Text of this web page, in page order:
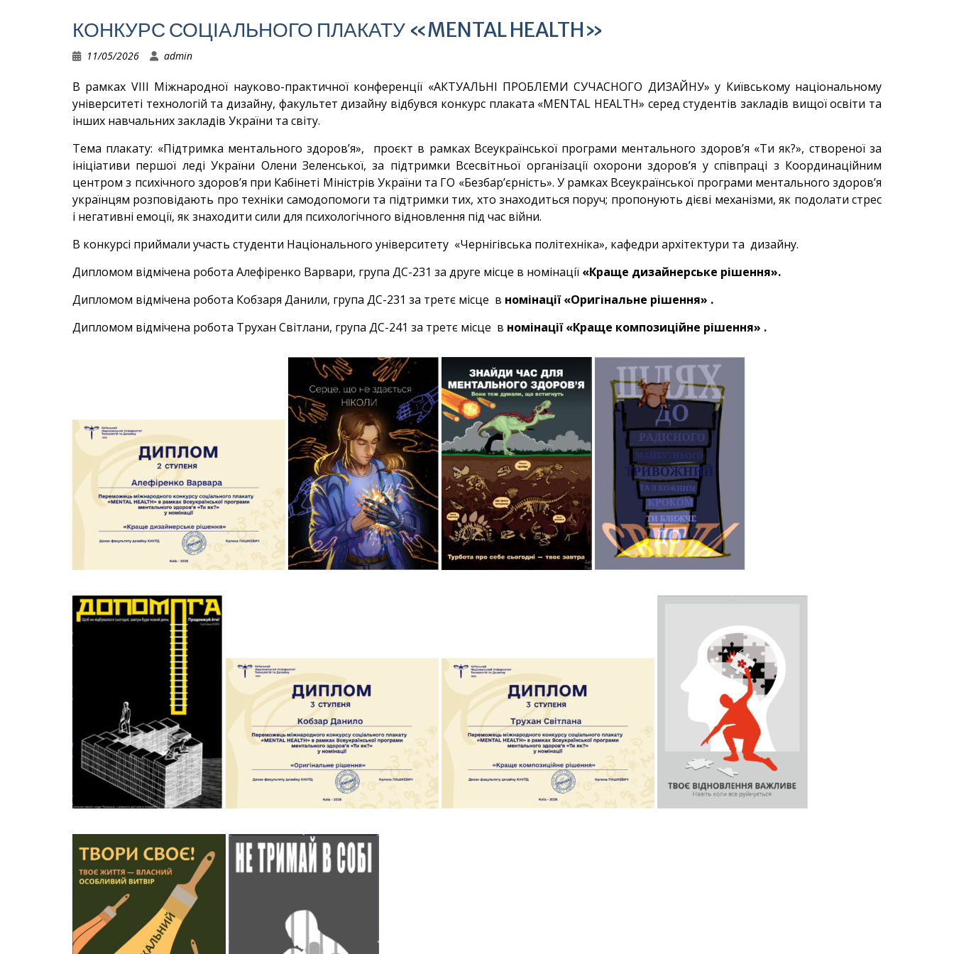
КОНКУРС СОЦІАЛЬНОГО ПЛАКАТУ «MENTAL HEALTH»
11/05/2026 admin
В рамках VIII Міжнародної науково-практичної конференції «АКТУАЛЬНІ ПРОБЛЕМИ СУЧАСНОГО ДИЗАЙНУ» у Київському національному
університеті технологій та дизайну, факультет дизайну відбувся конкурс плаката «MENTAL HEALTH» серед студентів закладів вищої освіти та
інших навчальних закладів України та світу.
Тема плакату: «Підтримка ментального здоров’я», проєкт в рамках Всеукраїнської програми ментального здоров’я «Ти як?», створеної за
ініціативи першої леді України Олени Зеленської, за підтримки Всесвітньої організації охорони здоров’я у співпраці з Координаційним
центром з психічного здоров’я при Кабінеті Міністрів України та ГО «Безбар’єрність». У рамках Всеукраїнської програми ментального здоров’я
українцям розповідають про техніки самодопомоги та підтримки тих, хто знаходиться поруч; пропонують дієві механізми, як подолати стрес
і негативні емоції, як знаходити сили для психологічного відновлення під час війни.
В конкурсі приймали участь студенти Національного університету «Чернігівська політехніка», кафедри архітектури та дизайну.
Дипломом відмічена робота Алефіренко Варвари, група ДС-231 за друге місце в номінації «Краще дизайнерське рішення».
Дипломом відмічена робота Кобзаря Данили, група ДС-231 за третє місце в номінації«Оригінальне рішення» .
Дипломом відмічена робота Трухан Світлани, група ДС-241 за третє місце в номінації«Краще композиційне рішення» .